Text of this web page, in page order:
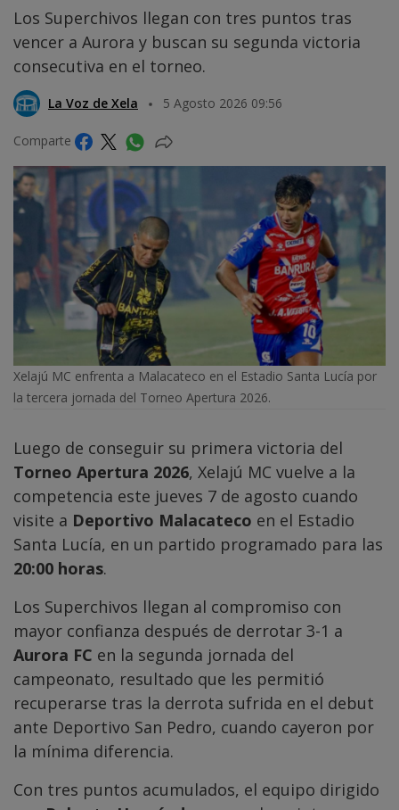
Los Superchivos llegan con tres puntos tras
vencer a Aurora y buscan su segunda victoria
consecutiva en el torneo.
La Voz de Xela 5 Agosto 2026 09:56
Comparte
Xelajú MC enfrenta a Malacateco en el Estadio Santa Lucía por
la tercera jornada del Torneo Apertura 2026.
Luego de conseguir su primera victoria del
Torneo Apertura 2026, Xelajú MC vuelve a la
competencia este jueves 7 de agosto cuando
visite a Deportivo Malacateco en el Estadio
Santa Lucía, en un partido programado para las
20:00 horas.
Los Superchivos llegan al compromiso con
mayor confianza después de derrotar 3-1 a
Aurora FC en la segunda jornada del
campeonato, resultado que les permitió
recuperarse tras la derrota sufrida en el debut
ante Deportivo San Pedro, cuando cayeron por
la mínima diferencia.
Con tres puntos acumulados, el equipo dirigido